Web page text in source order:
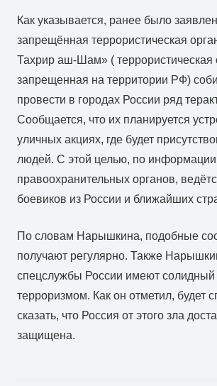
Как указывается, ранее было
запрещённая террористическая
Тахрир аш-Шам» ( террористическая
запрещенная на территории РФ)
провести в городах России ряд
Сообщается, что их планируется
уличных акциях, где будет
людей. С этой целью, по информации
правоохранительных органов,
боевиков из России и ближайших
По словам Нарышкина, подобные
получают регулярно. Также
спецслужбы России имеют
терроризмом. Как он отметил, будет
сказать, что Россия от этого зла
защищена.